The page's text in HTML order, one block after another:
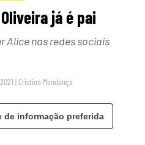
já é pai
Alice nas redes sociais
| Cristina Mendonça
de informação preferida